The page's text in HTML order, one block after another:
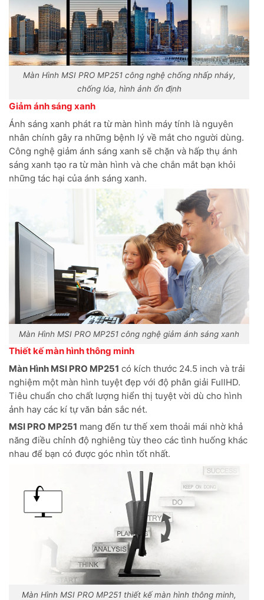
Màn Hình MSI PRO MP251 công nghệ chống nhấp nháy,
chống lóa, hình ảnh ổn định
Giảm ánh sáng xanh
Ánh sáng xanh phát ra từ màn hình máy tính là nguyên
nhân chính gây ra những bệnh lý về mắt cho người dùng.
Công nghệ giảm ánh sáng xanh sẽ chặn và hấp thụ ánh
sáng xanh tạo ra từ màn hình và che chắn mắt bạn khỏi
những tác hại của ánh sáng xanh.
Màn Hình MSI PRO MP251 công nghệ giảm ánh sáng xanh
Thiết kế màn hình thông minh
Màn Hình MSI PRO MP251 có kích thước 24.5 inch và trải
nghiệm một màn hình tuyệt đẹp với độ phân giải FullHD.
Tiêu chuẩn cho chất lượng hiển thị tuyệt vời dù cho hình
ảnh hay các kí tự văn bản sắc nét.
MSI PRO MP251 mang đến tư thế xem thoải mái nhờ khả
năng điều chỉnh độ nghiêng tùy theo các tình huống khác
nhau để bạn có được góc nhìn tốt nhất.
Màn Hình MSI PRO MP251 thiết kế màn hình thông minh,